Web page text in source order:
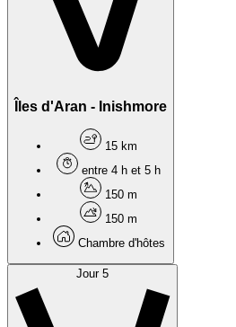
Îles d'Aran - Inishmore
15 km
entre 4 h et 5 h
150 m
150 m
Chambre d'hôtes
Jour 5